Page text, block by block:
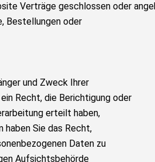
Verträge geschlossen oder
Bestellungen oder
und Zweck Ihrer
Recht, die Berichtigung oder
erteilt haben,
haben Sie das Recht,
Daten zu
Aufsichtsbehörde